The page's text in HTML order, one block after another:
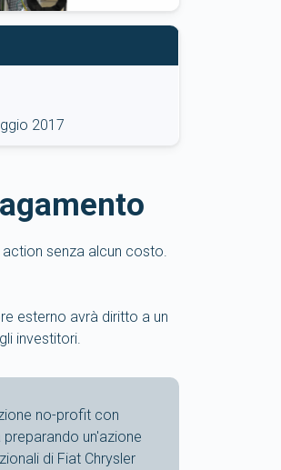
2017
senza alcun costo.
esterno avrà diritto a un
investitori.
no-profit con
un'azione
di Fiat Chrysler